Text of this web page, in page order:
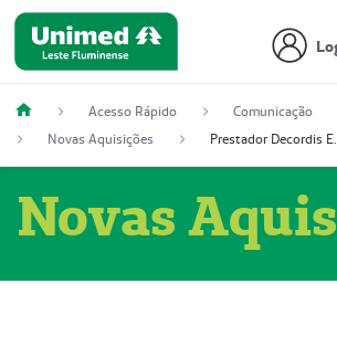
Acesso Rápido
Comunicação
Novas Aquisições
Prestador
Novas